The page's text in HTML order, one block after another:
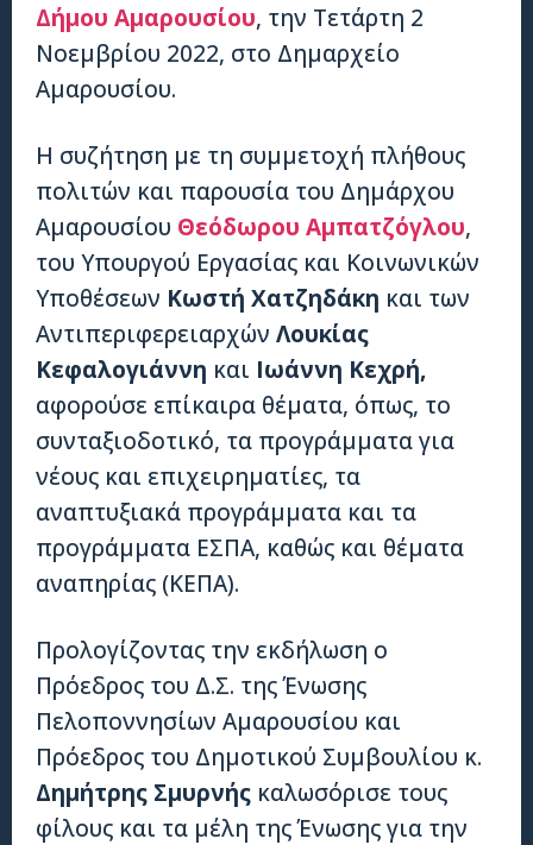
Δήμου Αμαρουσίου, την Τετάρτη 2
Νοεμβρίου 2022, στο Δημαρχείο
Αμαρουσίου.
Η συζήτηση με τη συμμετοχή πλήθους
πολιτών και παρουσία του Δημάρχου
Αμαρουσίου Θεόδωρου Αμπατζόγλου,
του Υπουργού Εργασίας και Κοινωνικών
Υποθέσεων Κωστή Χατζηδάκη και των
Αντιπεριφερειαρχών Λουκίας
Κεφαλογιάννη και Ιωάννη Κεχρή,
αφορούσε επίκαιρα θέματα, όπως, το
συνταξιοδοτικό, τα προγράμματα για
νέους και επιχειρηματίες, τα
αναπτυξιακά προγράμματα και τα
προγράμματα ΕΣΠΑ, καθώς και θέματα
αναπηρίας (ΚΕΠΑ).
Προλογίζοντας την εκδήλωση ο
Πρόεδρος του Δ.Σ. της Ένωσης
Πελοποννησίων Αμαρουσίου και
Πρόεδρος του Δημοτικού Συμβουλίου κ.
Δημήτρης Σμυρνής καλωσόρισε τους
φίλους και τα μέλη της Ένωσης για την